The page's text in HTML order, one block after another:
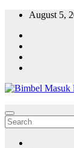
Skip
content
August 5,